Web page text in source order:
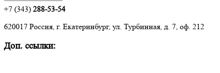
+7 (343) 288-53-54
620017 Россия, г. Екатеринбург, ул. Турбинная, д. 7, оф. 212
Доп. ссылки: